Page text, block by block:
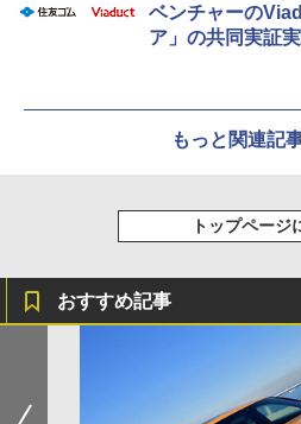
ベンチャーの
ア」の共同実証
もっと関連記
トップページ
おすすめ記事